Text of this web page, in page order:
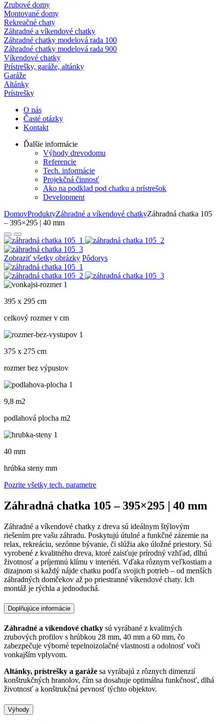
Zrubové domy
Montované domy
Rekreačné chaty
Záhradné a víkendové chatky
Záhradné chatky modelová rada 100
Záhradné chatky modelová rada 900
Víkendové chatky
Prístrešky, garáže, altánky
Garáže
Altánky
Prístrešky
O nás
Časté otázky
Kontakt
Ďalšie informácie
Výhody drevodomu
Referencie
Tech. informácie
Projekčná činnosť
Ako na podklad pod chatku a prístrešok
Development
DomovProduktyZáhradné a víkendové chatkyZáhradná chatka 105
– 395×295 | 40 mm
Zobraziť všetky obrázky Pôdorys
395 x 295 cm
celkový rozmer v cm
375 x 275 cm
rozmer bez výpustov
9,8 m2
podlahová plocha m2
40 mm
hrúbka steny mm
Pozrite všetky tech. parametre
Záhradná chatka 105 – 395×295 | 40 mm
Záhradné a víkendové chatky z dreva sú ideálnym štýlovým
riešením pre vašu záhradu. Poskytujú útulné a funkčné zázemie na
relax, rekreáciu, sezónne bývanie, či slúžia ako úložné priestory. Sú
vyrobené z kvalitného dreva, ktoré zaisťuje prírodný vzhľad, dlhú
životnosť a príjemnú klímu v interiéri. Vďaka rôznym veľkostiam a
dizajnom si každý nájde chatku podľa svojich potrieb – od menších
záhradných domčekov až po priestranné víkendové chaty. Ich
montáž je rýchla a jednoduchá.
Doplňujúce informácie
Záhradné a víkendové chatky sú vyrábané z kvalitných
zrubových profilov s hrúbkou 28 mm, 40 mm a 60 mm, čo
zabezpečuje výborné tepelnoizolačné vlastnosti a odolnosť voči
vonkajším vplyvom.
Altánky, prístrešky a garáže sa vyrábajú z rôznych dimenzií
konštrukčných hranolov, čím sa dosahuje optimálna funkčnosť, dlhá
životnosť a konštrukčná pevnosť týchto objektov.
Výhody